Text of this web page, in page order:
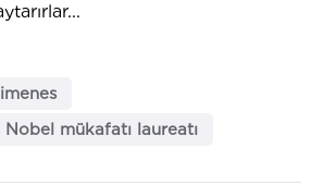
mükafatı laureatı